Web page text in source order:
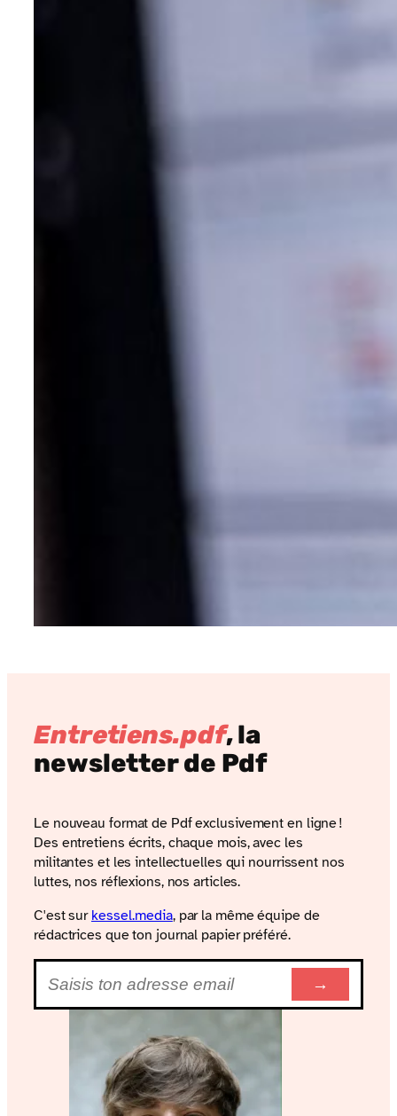
Entretiens.pdf, la
newsletter de Pdf
Le nouveau format de Pdf exclusivement en ligne !
Des entretiens écrits, chaque mois, avec les
militantes et les intellectuelles qui nourrissent nos
luttes, nos réflexions, nos articles.
C'est surkessel​.media, par la même équipe de
rédactrices que ton journal papier préféré.
→